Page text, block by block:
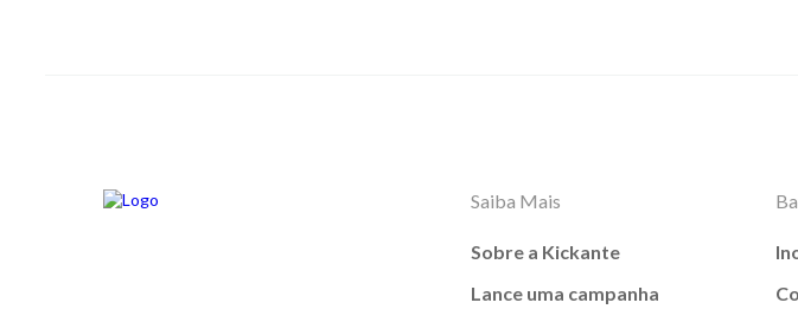
Saiba Mais
Sobre a Kickante
Lance uma campanha